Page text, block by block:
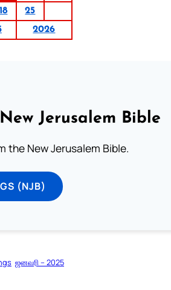
18
25
2026
Jerusalem Bible
the New Jerusalem Bible.
(NJB)
ஜனவரி – 2025